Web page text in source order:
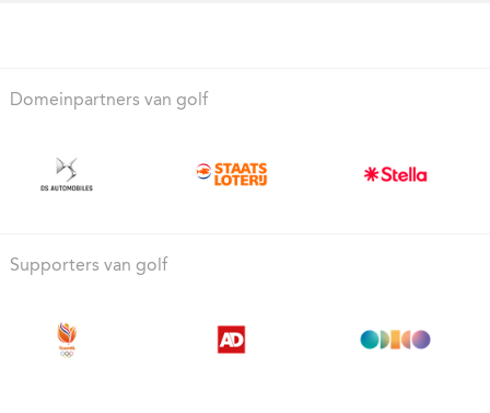
Domeinpartners van golf
Supporters van golf